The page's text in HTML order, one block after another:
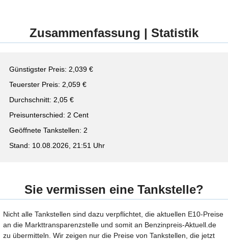
Zusammenfassung | Statistik
Günstigster Preis: 2,039 €
Teuerster Preis: 2,059 €
Durchschnitt: 2,05 €
Preisunterschied: 2 Cent
Geöffnete Tankstellen: 2
Stand: 10.08.2026, 21:51 Uhr
Sie vermissen eine Tankstelle?
Nicht alle Tankstellen sind dazu verpflichtet, die aktuellen E10-Preise
an die Markttransparenzstelle und somit an Benzinpreis-Aktuell.de
zu übermitteln. Wir zeigen nur die Preise von Tankstellen, die jetzt